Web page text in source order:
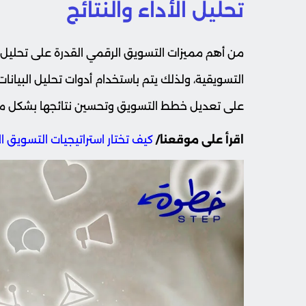
تحليل الأداء والنتائج
من أهم مميزات التسويق الرقمي القدرة على
على تعديل خطط التسويق وتحسين نتائجها بشكل
اقرأ على موقعنا/ كيف تختار استراتيجيات التسويق